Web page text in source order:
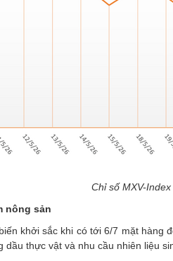
Chỉ số MXV-Index
nông sản
khởi sắc khi có tới 6/7 mặt hàng
thực vật và nhu cầu nhiên liệu